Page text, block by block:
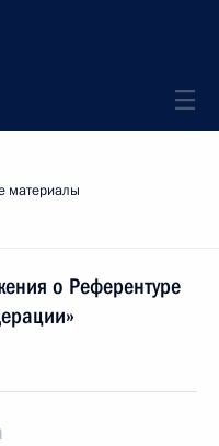
материалы
о Референтуре